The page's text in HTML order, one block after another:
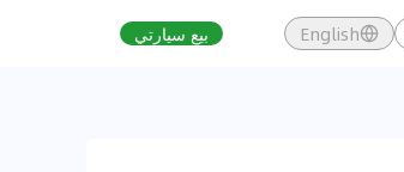
English بيع سيارتي